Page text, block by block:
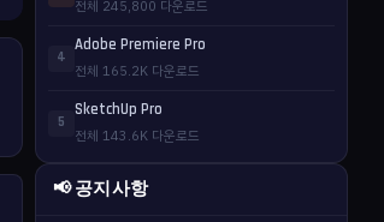
전체 245,800 다운로드
4
Adobe Premiere Pro
전체 165.2K 다운로드
5
SketchUp Pro
전체 143.6K 다운로드
📢 공지사항